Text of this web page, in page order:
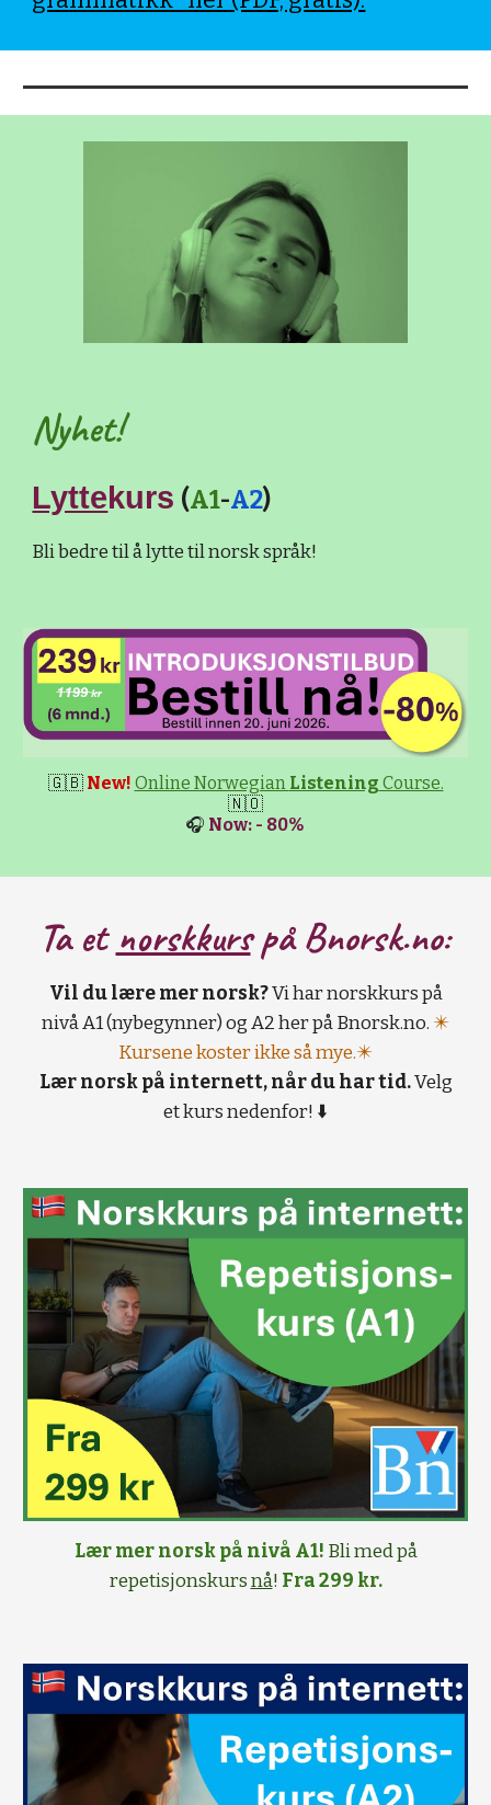
Nyhet!
Lyttekurs (A1-A2)
Bli bedre til å lytte til norsk språk!
🇬🇧 New! Online Norwegian Listening Course.
🇳🇴
🎧 Now: - 80%
Ta et norskkurspå Bnorsk.no:
Vil du lære mer norsk?Vi har norskkurs på
nivå A1 (nybegynner) og A2 her på Bnorsk.no. ✴️
Kursene koster ikke så mye.✴️
Lær norsk på internett, når du har tid.Velg
et kurs nedenfor! ⬇️
Lær mer norsk på nivå A1! Bli med på
repetisjonskursnå! Fra 299 kr.